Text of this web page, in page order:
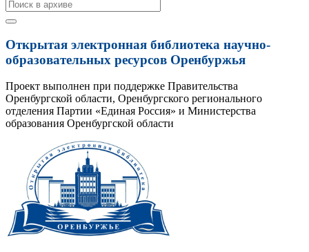
Открытая электронная библиотека научно-
образовательных ресурсов Оренбуржья
Проект выполнен при поддержке Правительства
Оренбургской области, Оренбургского регионального
отделения Партии «Единая Россия» и Министерства
образования Оренбургской области